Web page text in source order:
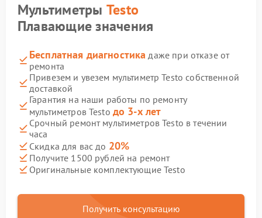
Мультиметры Testo
Плавающие значения
Бесплатная диагностика даже при отказе от
ремонта
Привезем и увезем мультиметр Testo собственной
доставкой
Гарантия на наши работы по ремонту
мультиметров Testo до 3-х лет
Срочный ремонт мультиметров Testo в течении
часа
Скидка для вас до 20%
Получите 1500 рублей на ремонт
Оригинальные комплектующие Testo
Получить консультацию